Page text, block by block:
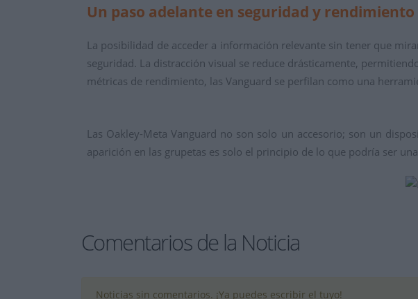
Un paso adelante en seguridad y rendimiento
La posibilidad de acceder a información relevante sin tener que
seguridad. La distracción visual se reduce drásticamente,
métricas de rendimiento, las Vanguard se perfilan como una
Las Oakley-Meta Vanguard no son solo un accesorio; son un
aparición en las grupetas es solo el principio de lo que podría ser
Comentarios de la Noticia
Noticias sin comentarios. ¡Ya puedes escribir el tuyo!